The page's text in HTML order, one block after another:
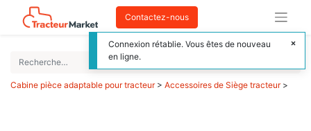
Contactez-nous
Cabine pièce adaptable pour tracteur> Accessoires de Siège tracteur>
Connexion rétablie. Vous êtes de nouveau
en ligne.